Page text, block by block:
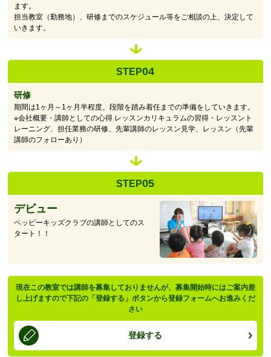
ます。
担当教室（勤務地）、研修までのスケジュール等をご相談の上、決定して
いきます。
STEP04
研修
期間は1ヶ月～1ヶ月半程度。段階を踏み着任までの準備をしていきます。
※会社概要・講師としての心得 レッスンカリキュラムの習得・レッスント
レーニング、担任業務の研修、先輩講師のレッスン見学、レッスン（先輩
講師のフォローあり）
STEP05
デビュー
ペッピーキッズクラブの講師としてのス
タート！！
現在この教室では講師を募集しておりませんが、募集開始時にはご案内差
し上げますので下記の「登録する」ボタンから登録フォームへお進みくだ
さい
登録する